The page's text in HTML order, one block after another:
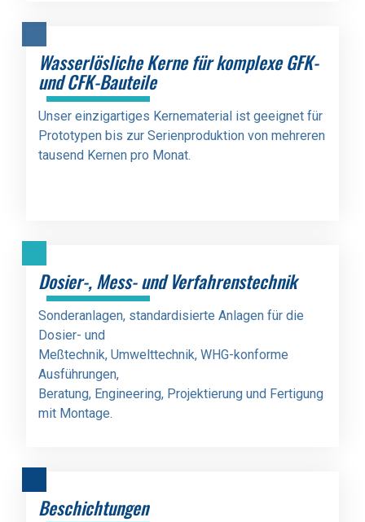
Wasserlösliche Kerne für komplexe GFK-
und CFK-Bauteile
Unser einzigartiges Kernematerial ist geeignet für
Prototypen bis zur Serienproduktion von mehreren
tausend Kernen pro Monat.
Dosier-, Mess- und Verfahrenstechnik
Sonderanlagen, standardisierte Anlagen für die
Dosier- und
Meßtechnik, Umwelttechnik, WHG-konforme
Ausführungen,
Beratung, Engineering, Projektierung und Fertigung
mit Montage.
Beschichtungen